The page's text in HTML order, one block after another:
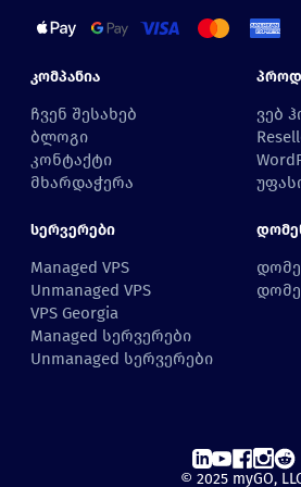
Კომპანია
ჩვენ შესახებ
ბლოგი
კონტაქტი
მხარდაჭერა
ვებ
Სერვერები
Managed VPS
Unmanaged VPS
VPS Georgia
Managed სერვერები
Unmanaged სერვერები
© 2025 myGO,